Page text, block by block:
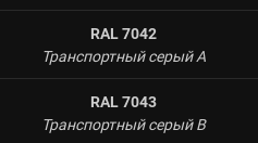
RAL 7042
Транспортный серый A
RAL 7043
Транспортный серый B